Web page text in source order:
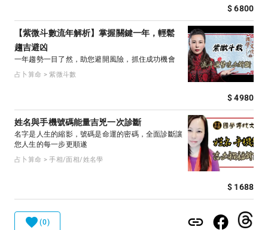
$ 6800
【紫微斗數流年解析】掌握關鍵一年，輕鬆
趨吉避凶
一年趨勢一目了然，助您避開風險，抓住成功機會
占卜算命 > 紫微斗數
$ 4980
姓名與手機號碼能量吉兇一次診斷
名字是人生的縮影，號碼是命運的密碼，全面診斷讓
您人生的每一步更順遂
占卜算命 > 手相/面相/姓名學
$ 1688
(0)